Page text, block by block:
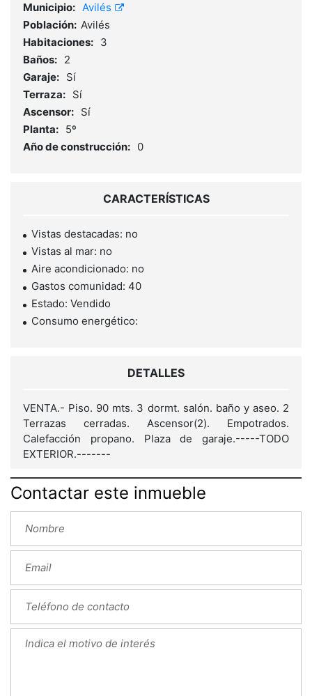
Municipio: Avilés
Población: Avilés
Habitaciones: 3
Baños: 2
Garaje: Sí
Terraza: Sí
Ascensor: Sí
Planta: 5º
Año de construcción: 0
CARACTERÍSTICAS
Vistas destacadas: no
Vistas al mar: no
Aire acondicionado: no
Gastos comunidad: 40
Estado: Vendido
Consumo energético:
DETALLES
VENTA.- Piso. 90 mts. 3 dormt. salón. baño y aseo. 2
Terrazas cerradas. Ascensor(2). Empotrados.
Calefacción propano. Plaza de garaje.-----TODO
EXTERIOR.-------
Contactar este inmueble